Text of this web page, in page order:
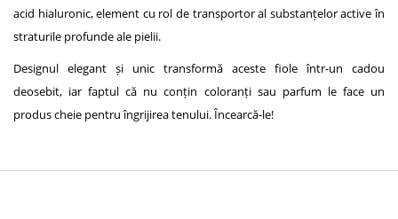
acid hialuronic, element cu rol de transportor al substanțelor active în
straturile profunde ale pielii.
Designul elegant și unic transformă aceste fiole într-un cadou
deosebit, iar faptul că nu conțin coloranți sau parfum le face un
produs cheie pentru îngrijirea tenului. Încearcă-le!